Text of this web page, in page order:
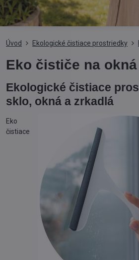
Úvod Ekologické čistiace prostriedky
Eko čističe na
Ekologické čistiace
sklo, okná a zrkadlá
Eko
čistiace